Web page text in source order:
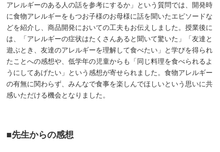
アレルギーのある人の話を参考にするか」という質問では、開発時
に食物アレルギーをもつお子様のお母様に話を聞いたエピソードな
どを紹介し、商品開発においての工夫もお伝えしました。授業後に
は、「アレルギーの症状はたくさんあると聞いて驚いた」「友達と
遊ぶとき、友達のアレルギーを理解して食べたい」と学びを得られ
たことへの感想や、低学年の児童からも「同じ料理を食べられるよ
うにしてあげたい」という感想が寄せられました。食物アレルギー
の有無に関わらず、みんなで食事を楽しんでほしいという思いに共
感いただける機会となりました。
■先生からの感想